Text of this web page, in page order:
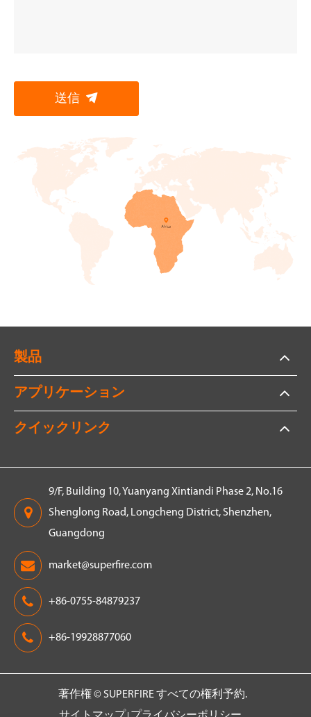
送信 
製品
アプリケーション
クイックリンク
9/F, Building 10, Yuanyang Xintiandi Phase 2, No.16
Shenglong Road, Longcheng District, Shenzhen,
Guangdong
market@superfire.com
+86-0755-84879237
+86-19928877060
著作権 © SUPERFIREすべての権利予約.